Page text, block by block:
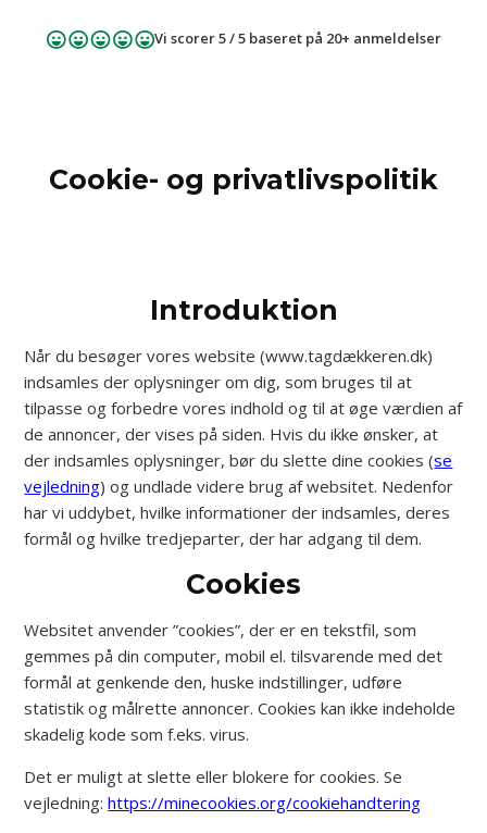
Vi scorer 5 / 5 baseret på 20+ anmeldelser
Cookie- og privatlivspolitik
Introduktion
Når du besøger vores website (www.tagdækkeren.dk)
indsamles der oplysninger om dig, som bruges til at
tilpasse og forbedre vores indhold og til at øge værdien af
de annoncer, der vises på siden. Hvis du ikke ønsker, at
der indsamles oplysninger, bør du slette dine cookies (se
vejledning) og undlade videre brug af websitet. Nedenfor
har vi uddybet, hvilke informationer der indsamles, deres
formål og hvilke tredjeparter, der har adgang til dem.
Cookies
Websitet anvender ”cookies”, der er en tekstfil, som
gemmes på din computer, mobil el. tilsvarende med det
formål at genkende den, huske indstillinger, udføre
statistik og målrette annoncer. Cookies kan ikke indeholde
skadelig kode som f.eks. virus.
Det er muligt at slette eller blokere for cookies. Se
vejledning:https://minecookies.org/cookiehandtering